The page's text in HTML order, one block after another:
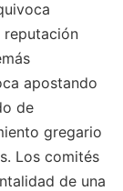
reputación
apostando
de
gregario
Los comités
de una